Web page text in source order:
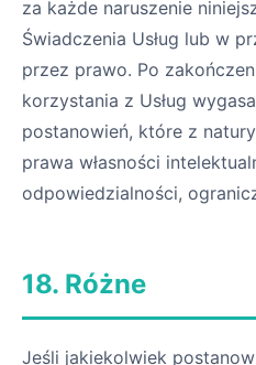
za każde naruszenie
Świadczenia Usług lub w
przez prawo. Po
korzystania z Usług
postanowień, które z
prawa własności
odpowiedzialności,
18. Różne
Jeśli jakiekolwiek